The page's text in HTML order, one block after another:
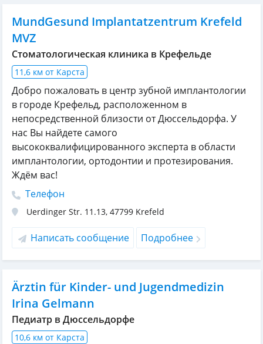
MundGesund Implantatzentrum Krefeld
MVZ
Стоматологическая клиника в Крефельде
11,6 км от Карста
Добро пожаловать в центр зубной имплантологии
в городе Крефельд, расположенном в
непосредственной близости от Дюссельдорфа. У
нас Вы найдете самого
высококвалифицированного эксперта в области
имплантологии, ортодонтии и протезирования.
Ждём вас!
Телефон
Uerdinger Str. 11.13, 47799 Krefeld
Написать сообщение Подробнее
Ärztin für Kinder- und Jugendmedizin
Irina Gelmann
Педиатр в Дюссельдорфе
10,6 км от Карста